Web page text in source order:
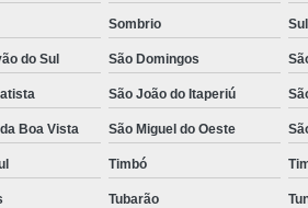
Sombrio
do Sul São Domingos
São João do Itaperiú
Boa Vista São Miguel do Oeste
Timbó
Tubarão